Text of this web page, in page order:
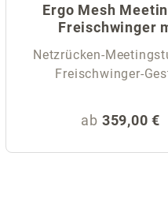
Ergo Mesh
Freischwinger
Netzrücken-
Freischwinger-
Regulärer
ab 359,00 €